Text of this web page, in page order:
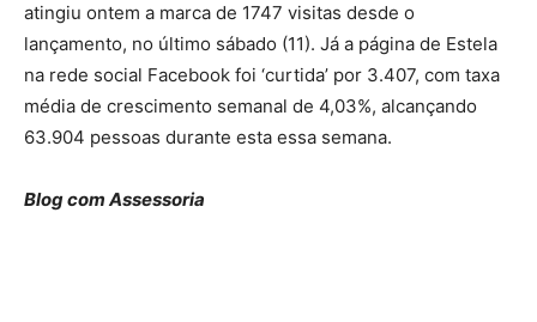
atingiu ontem a marca de 1747 visitas desde o
lançamento, no último sábado (11). Já a página de Estela
na rede social Facebook foi ‘curtida’ por 3.407, com taxa
média de crescimento semanal de 4,03%, alcançando
63.904 pessoas durante esta essa semana.
Blog com Assessoria